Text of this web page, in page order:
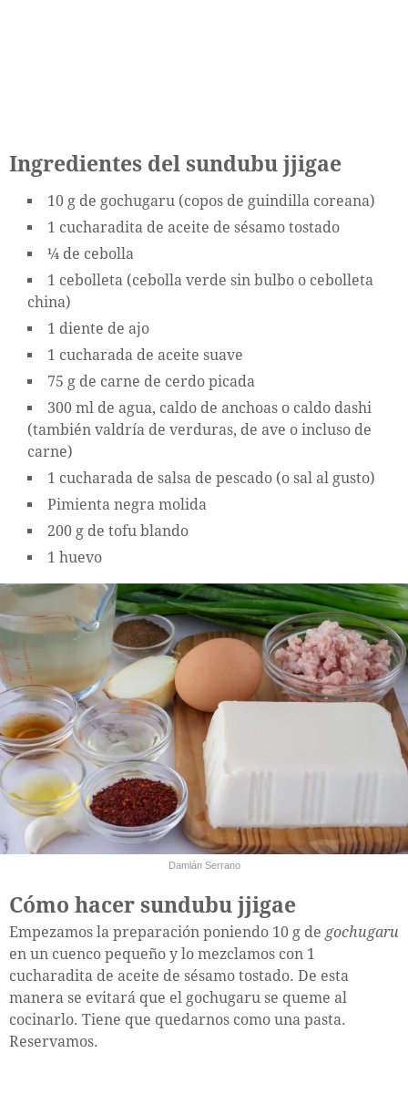
Ingredientes del sundubu jjigae
10 g de gochugaru (copos de guindilla coreana)
1 cucharadita de aceite de sésamo tostado
¼ de cebolla
1 cebolleta (cebolla verde sin bulbo o cebolleta
china)
1 diente de ajo
1 cucharada de aceite suave
75 g de carne de cerdo picada
300 ml de agua, caldo de anchoas o caldo dashi
(también valdría de verduras, de ave o incluso de
carne)
1 cucharada de salsa de pescado (o sal al gusto)
Pimienta negra molida
200 g de tofu blando
1 huevo
Damián Serrano
Cómo hacer sundubu jjigae
Empezamos la preparación poniendo 10 g de gochugaru
en un cuenco pequeño y lo mezclamos con 1
cucharadita de aceite de sésamo tostado. De esta
manera se evitará que el gochugaru se queme al
cocinarlo. Tiene que quedarnos como una pasta.
Reservamos.